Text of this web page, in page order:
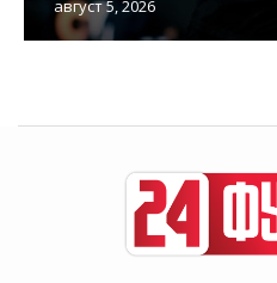
август 5, 2026